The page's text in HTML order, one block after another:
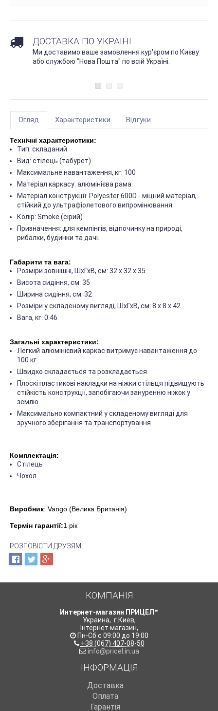
ДОСТАВКА ПО УКРАЇНІ
Ми доставимо ваше замовлення кур'єром по Києву
або службою "Нова Пошта" по всій Україні.
Огляд Характеристики Відгуки
Технічні характеристики:
Тип: складаний
Вид: стілець (табурет)
Максимальне навантаження, кг: 100
Матеріал каркасу: алюмінієва рама
Матеріал конструкції: Polyester 600D - міцний матеріал,
стійкий до ультрафіолетового випромінювання
Колір: Smoke (сірий)
Призначення: для кемпінгів, відпочинку на природі,
рибалки, будинки та дачі.
Габарити та вага:
Розміри зовнішні, ШхГхВ, см: 32 х 32 х 35
Висота сидіння, см: 35
Ширина сидіння, см: 32
Розміри у складеному вигляді, ШхГхВ, см: 8 х 8 х 42
Вага, кг: 0.46
Загальні характеристики:
Легкий алюмінієвий каркас витримує навантаження до
100 кг.
Швидко складається та розкладається
Плоскі пластикові накладки на ніжки стільця підвищують
стійкість конструкції, запобігаючи зануренню ніжок у
землю.
Максимально компактний у складеному вигляді для
зручного зберігання та транспортування
Комплектація:
Стілець
Чохол
Виробник: Vango (Велика Британія)
Термін гарантії:1 рік
РОЗПОВІСТИ ДРУЗЯМ!
КОМПАНІЯ
Интернет-магазин ПРИЦЕЛ™
Украина, г.Киев,
Інтернет магазин,
Пн-Сб с 09:00 до 19:00
+38 (067) 407-08-50
info@pricel.in.ua
ІНФОРМАЦІЯ
Доставка
Оплата
Гарантія